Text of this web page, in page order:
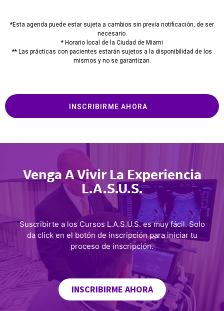
*Esta agenda puede estar sujeta a cambios sin previa notificación, de ser
necesario.
* Horario local de la Ciudad de Miami
** Las prácticas con pacientes estarán sujetos a la disponibilidad de los
mismos y no se garantizan.
INSCRIBIRME AHORA
Venga A Vivir La Experiencia
L.A.S.U.S.
Suscribirte a los Cursos L.A.S.U.S. es muy fácil. Solo
da click en el botón de inscripción para iniciar tu
proceso de inscripción.
INSCRIBIRME AHORA